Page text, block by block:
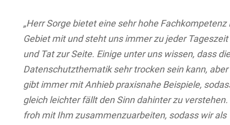
„Herr Sorge bietet eine sehr hohe Fachkompetenz
Gebiet mit und steht uns immer zu jeder
und Tat zur Seite. Einige unter uns wissen, dass die
Datenschutzthematik sehr trocken sein kann, aber
gibt immer mit Anhieb praxisnahe Beispiele,
gleich leichter fällt den Sinn dahinter zu verstehen.
froh mit Ihm zusammenzuarbeiten, sodass wir als